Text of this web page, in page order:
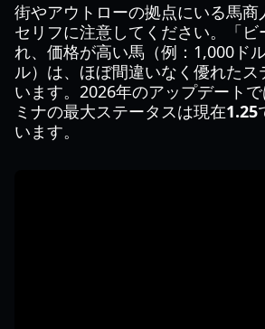
街やアウトローの拠点にいる馬商
セリフに注意してください。「
れ、価格が高い馬（例：1,000ド
ル）は、ほぼ間違いなく優れたス
います。2026年のアップデート
ミナの最大ステータスは現在1.25
います。